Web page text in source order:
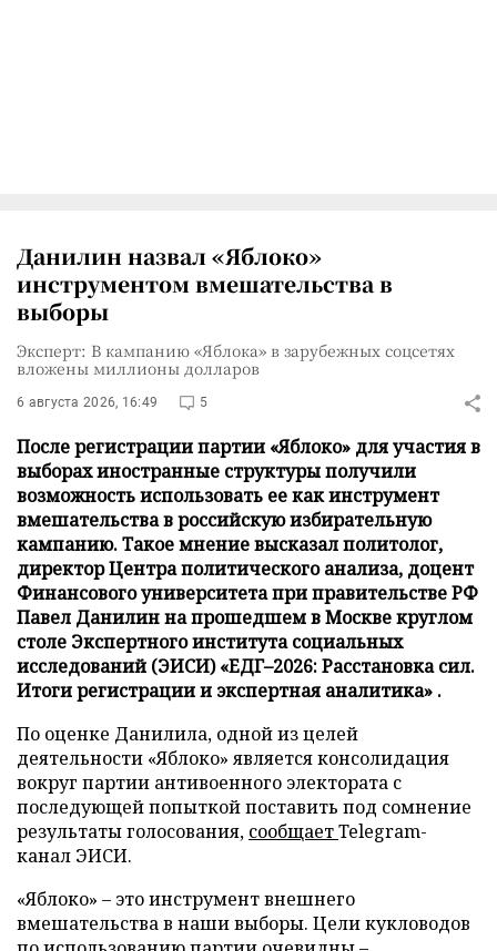
Данилин назвал «Яблоко»
инструментом вмешательства в
выборы
Эксперт: В кампанию «Яблока» в зарубежных соцсетях
вложены миллионы долларов
6 августа 2026, 16:49 5
После регистрации партии «Яблоко» для участия в
выборах иностранные структуры получили
возможность использовать ее как инструмент
вмешательства в российскую избирательную
кампанию. Такое мнение высказал политолог,
директор Центра политического анализа, доцент
Финансового университета при правительстве РФ
Павел Данилин на прошедшем в Москве круглом
столе Экспертного института социальных
исследований (ЭИСИ) «ЕДГ–2026: Расстановка сил.
Итоги регистрации и экспертная аналитика» .
По оценке Данилила, одной из целей
деятельности «Яблоко» является консолидация
вокруг партии антивоенного электората с
последующей попыткой поставить под сомнение
результаты голосования, сообщаетTelegram-
канал ЭИСИ.
«Яблоко» – это инструмент внешнего
вмешательства в наши выборы. Цели кукловодов